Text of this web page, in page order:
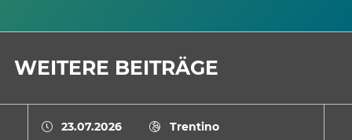
WEITERE BEITRÄGE
23.07.2026 Trentino